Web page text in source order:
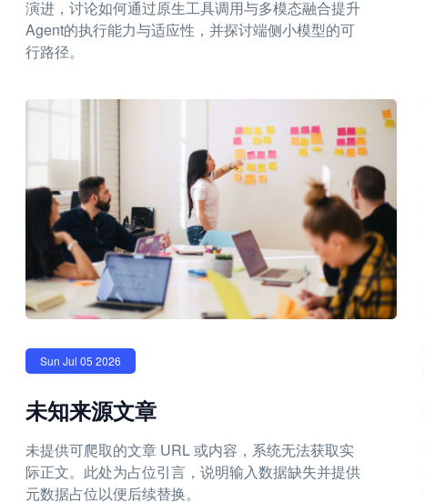
演进，讨论如何通过原生工具调用与多模态融合提升
Agent的执行能力与适应性，并探讨端侧小模型的可
行路径。
Sun Jul 05 2026
未知来源文章
未提供可爬取的文章 URL 或内容，系统无法获取实
际正文。此处为占位引言，说明输入数据缺失并提供
元数据占位以便后续替换。